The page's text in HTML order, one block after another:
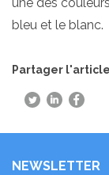
bleu et le blanc.
Partager l'article
NEWSLETTER